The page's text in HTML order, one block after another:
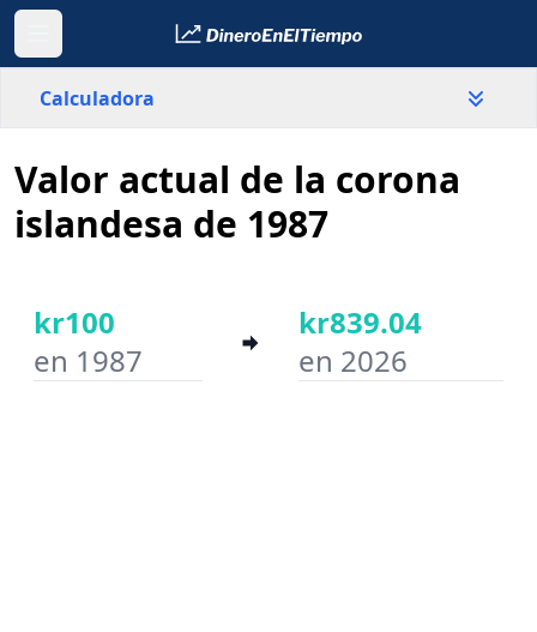
Calculadora
Islandia
País
Año inicial
Valor actual de la corona
islandesa de 1987
kr100
en 1987
kr839.04
en 2026